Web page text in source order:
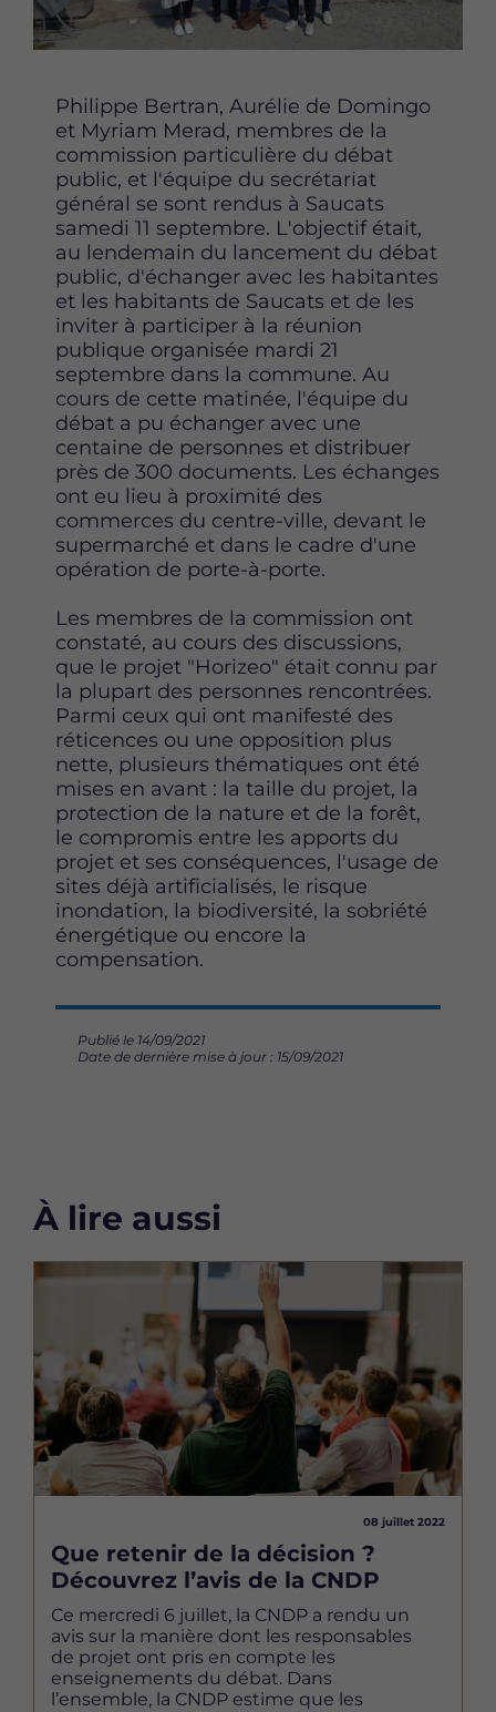
c
e
t
e
p
a
g
e
s
u
r
F
a
c
e
b
o
o
e
t
e
p
g
e
s
u
r
i
t
e
r
e
t
s
u
i
Philippe Bertran, Aurélie de Domingo
et Myriam Merad, membres de la
commission particulière du débat
public, et l'équipe du secrétariat
général se sont rendus à Saucats
samedi 11 septembre. L'objectif était,
au lendemain du lancement du débat
public, d'échanger avec les habitantes
et les habitants de Saucats et de les
inviter à participer à la réunion
publique organisée mardi 21
septembre dans la commune. Au
cours de cette matinée, l'équipe du
débat a pu échanger avec une
centaine de personnes et distribuer
près de 300 documents. Les échanges
ont eu lieu à proximité des
commerces du centre-ville, devant le
supermarché et dans le cadre d'une
opération de porte-à-porte.
Les membres de la commission ont
constaté, au cours des discussions,
que le projet "Horizeo" était connu par
la plupart des personnes rencontrées.
Parmi ceux qui ont manifesté des
réticences ou une opposition plus
nette, plusieurs thématiques ont été
mises en avant : la taille du projet, la
protection de la nature et de la forêt,
le compromis entre les apports du
projet et ses conséquences, l'usage de
sites déjà artificialisés, le risque
inondation, la biodiversité, la sobriété
énergétique ou encore la
compensation.
Publié le 14/09/2021
Date de dernière mise à jour : 15/09/2021
À lire aussi
Image
08 juillet 2022
Que retenir de la décision ?
Découvrez l’avis de la CNDP
Ce mercredi 6 juillet, la CNDP a rendu un
avis sur la manière dont les responsables
de projet ont pris en compte les
enseignements du débat. Dans
l’ensemble, la CNDP estime que les